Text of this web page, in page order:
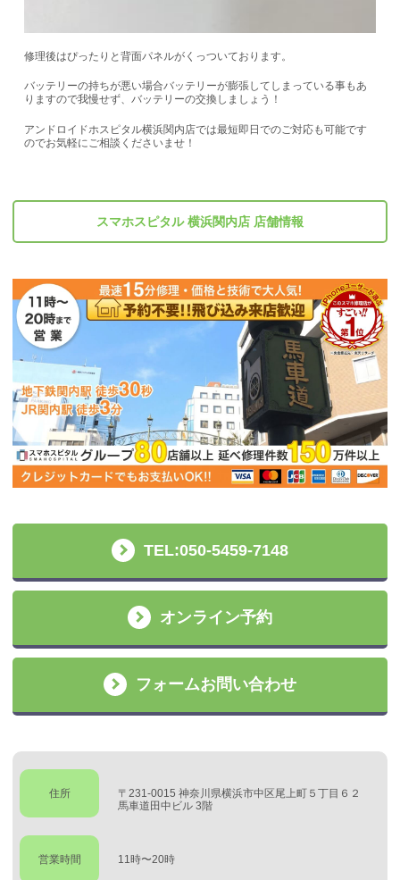
修理後はぴったりと背面パネルがくっついております。
バッテリーの持ちが悪い場合バッテリーが膨張してしまっている事もあ
りますので我慢せず、バッテリーの交換しましょう！
アンドロイドホスピタル横浜関内店では最短即日でのご対応も可能です
のでお気軽にご相談くださいませ！
スマホスピタル 横浜関内店 店舗情報
TEL:050-5459-7148
オンライン予約
フォームお問い合わせ
住所
〒231-0015 神奈川県横浜市中区尾上町５丁目６２
馬車道田中ビル 3階
営業時間 11時〜20時